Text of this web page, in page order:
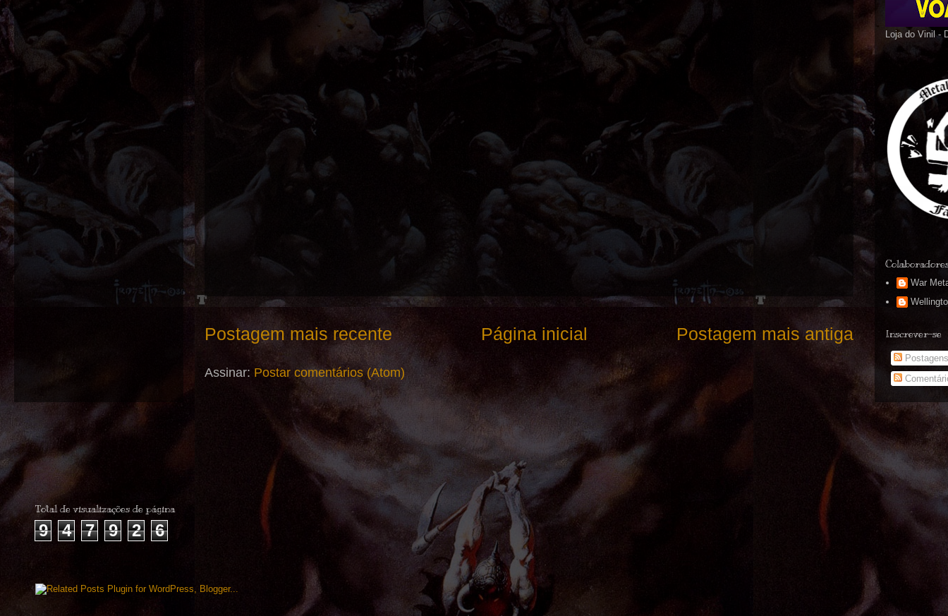
Postagem mais recente Postagem mais antiga
Página inicial
Assinar: Postar comentários (Atom)
Loja do Vinil -
War
Inscrever-se
Postagens
Total de visualizações de página
9 4 7 9 2 6